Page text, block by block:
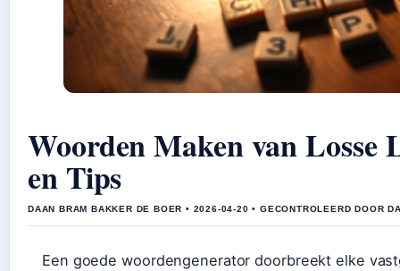
Woorden Maken van Losse
en Tips
DAAN BRAM BAKKER DE BOER • 2026-04-20 • GECONTROLEERD DOOR
Een goede woordengenerator doorbreekt elke